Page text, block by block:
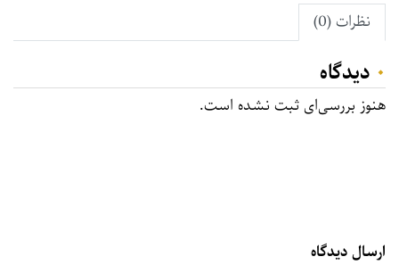
نظرات (0)
۰ دیدگاه
هنوز بررسی‌ای ثبت نشده است.
ارسال دیدگاه